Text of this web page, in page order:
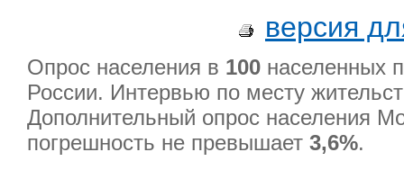
версия
Опрос населения в 100 населенных
России. Интервью по месту
Дополнительный опрос населения
погрешность не превышает 3,6%.